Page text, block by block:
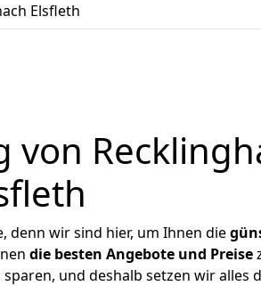
Elsfleth
denn wir sind hier, um Ihnen die
die besten Angebote und Preise
und deshalb setzen wir alles